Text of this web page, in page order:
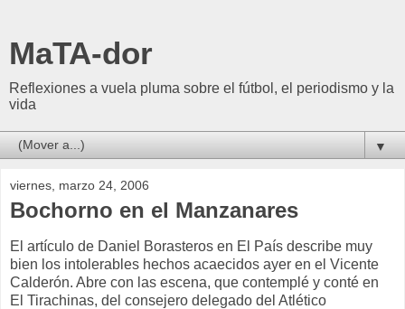
MaTA-dor
Reflexiones a vuela pluma sobre el fútbol, el periodismo y la
vida
▼
viernes, marzo 24, 2006
Bochorno en el Manzanares
El artículo de Daniel Borasteros en El País describe muy
bien los intolerables hechos acaecidos ayer en el Vicente
Calderón. Abre con las escena, que contemplé y conté en
El Tirachinas, del consejero delegado del Atlético